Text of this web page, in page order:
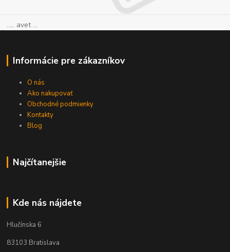
..... avet ...
Informácie pre zákazníkov
O nás
Ako nakupovať
Obchodné podmienky
Kontakty
Blog
Najčítanejšie
Kde nás nájdete
Hlučínska 6
83103 Bratislava